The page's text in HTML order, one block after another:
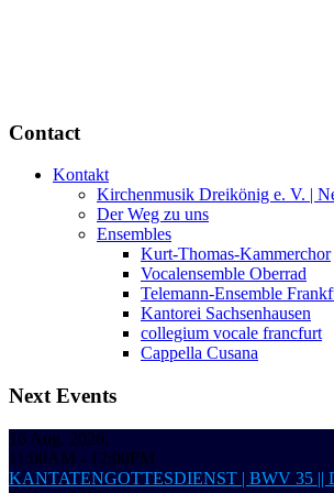
Contact
Kontakt
Kirchenmusik Dreikönig e. V. |
Der Weg zu uns
Ensembles
Kurt-Thomas-Kammerchor
Vocalensemble Oberrad
Telemann-Ensemble
Kantorei Sachsenhausen
collegium vocale francfurt
Cappella Cusana
Next Events
16 Aug. 2026;
11:00AM - 12:00PM
KANTATENGOTTESDIENST | BWV 35 ||